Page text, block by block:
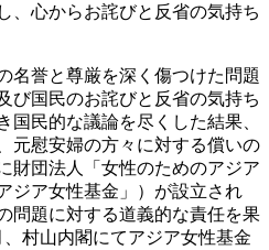
、心からお詫びと反省の気持ち
誉と尊厳を深く傷つけた問題
び国民のお詫びと反省の気持ち
国民的な議論を尽くした結果、
元慰安婦の方々に対する償いの
財団法人「女性のためのアジア
ジア女性基金」）が設立され
問題に対する道義的な責任を果
村山内閣にてアジア女性基金